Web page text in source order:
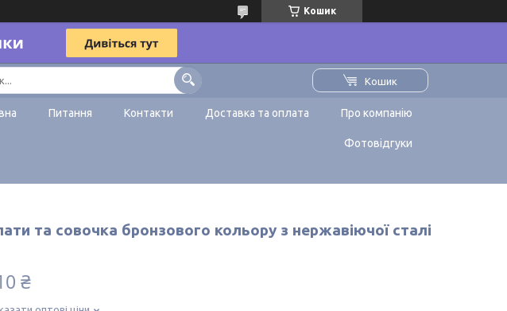
Кошик
Кошик
Питання Контакти Доставка та оплата Про компанію
Фотовідгуки
та совочка бронзового кольору з нержавіючої сталі
₴